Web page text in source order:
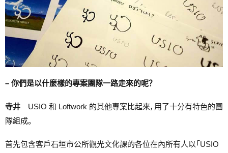
– 你們是以什麼樣的專案團隊一路走來的呢？
寺井 USIO 和 Loftwork 的其他專案比起來，用了十分有特色的團
隊組成。
首先包含客戶石垣市公所觀光文化課的各位在內所有人以「USIO